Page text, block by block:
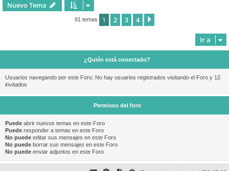
Nuevo Tema
91 temas 1 2 3 4
Ir a
¿Quién está conectado?
Usuarios navegando por este Foro: No hay usuarios registrados visitando el Foro y 12
invitados
Permisos del foro
Puede abrir nuevos temas en este Foro
Puede responder a temas en este Foro
No puede editar sus mensajes en este Foro
No puede borrar sus mensajes en este Foro
No puede enviar adjuntos en este Foro